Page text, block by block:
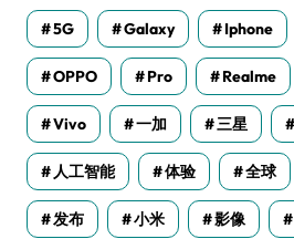
5G Galaxy Iphone
OPPO Pro Realme
Vivo 一加 三星
人工智能 体验 全球
发布 小米 影像